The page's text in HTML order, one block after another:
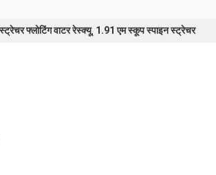
फ्लोटिंग वाटर रेस्क्यू, 1.91 एम स्कूप स्पाइन स्ट्रेचर